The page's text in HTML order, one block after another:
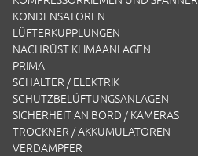
KONDENSATOREN
LÜFTERKUPPLUNGEN
NACHRÜST KLIMAANLAGEN
PRIMA
SCHALTER / ELEKTRIK
SCHUTZBELÜFTUNGSANLAGEN
SICHERHEIT AN BORD / KAMERAS
TROCKNER / AKKUMULATOREN
VERDAMPFER